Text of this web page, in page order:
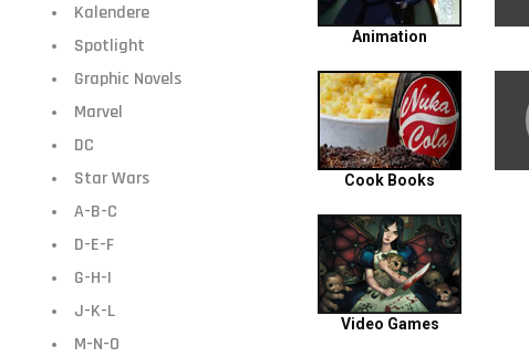
Kalendere
Spotlight
Graphic Novels
Marvel
DC
Star Wars
A-B-C
D-E-F
G-H-I
J-K-L
M-N-O
Animation
Cook Books
Video Games